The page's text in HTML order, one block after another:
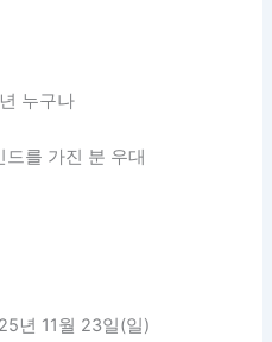
누구나
를 가진 분 우대
년 11월 23일(일)